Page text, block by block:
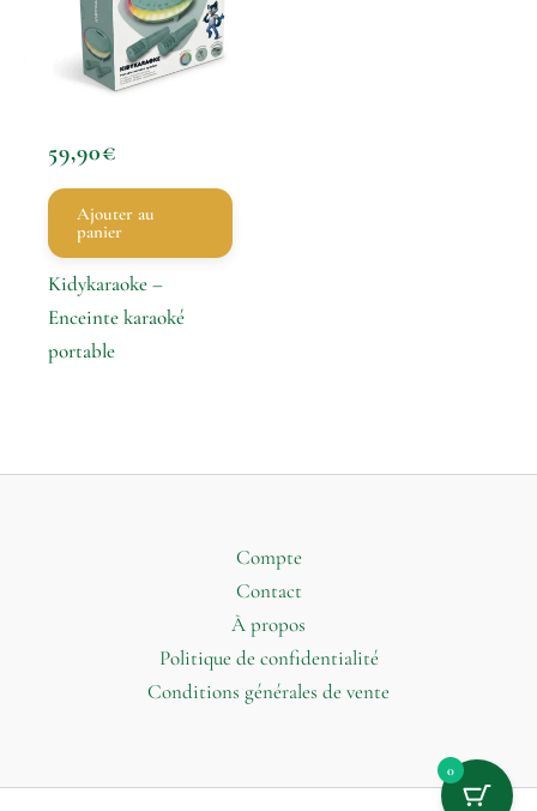
59,90€
Ajouter au
panier
Kidykaraoke –
Enceinte karaoké
portable
Compte
Contact
À propos
Politique de confidentialité
Conditions générales de vente
0